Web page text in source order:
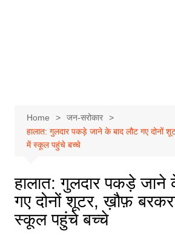
Home
जन-सरोकार
हालात: गुलदार पकड़े जाने के बाद लौट गए दोनों
में स्कूल पहुंचे बच्चे
हालात: गुलदार पकड़े जाने
गए दोनों शूटर, ख़ौफ़
स्कूल पहुंचे बच्चे